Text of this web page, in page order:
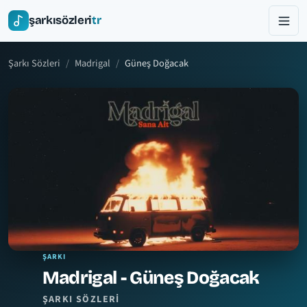
şarkısözleritr
Şarkı Sözleri Madrigal Güneş Doğacak
ŞARKI
Madrigal - Güneş Doğacak
ŞARKI SÖZLERI